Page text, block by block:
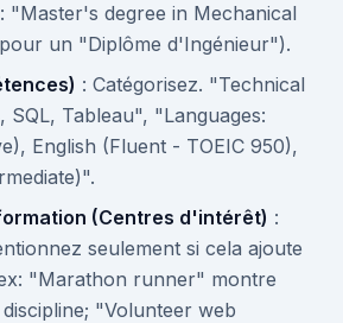
"Master's degree in Mechanical
un "Diplôme d'Ingénieur").
: Catégorisez. "Technical
SQL, Tableau", "Languages:
English (Fluent - TOEIC 950),
(Centres d'intérêt) :
seulement si cela ajoute
"Marathon runner" montre
"Volunteer web